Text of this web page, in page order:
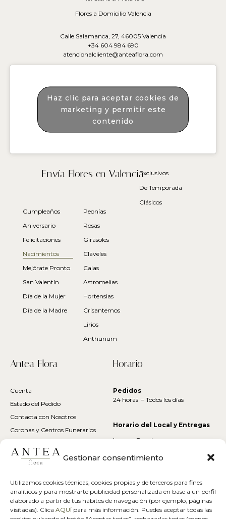
Gestionar consentimiento
Utilizamos cookies técnicas, cookies propias y de terceros para fines
analíticos y para mostrarte publicidad personalizada en base a un perfil
elaborado a partir de tus hábitos de navegación (por ejemplo, páginas
visitadas). Clica AQUÍ para más información. Puedes aceptar todas las
Flores a Domicilio Valencia
Calle Salamanca, 27, 46005 Valencia
+34 604 984 690
atencionalcliente@anteaflora.com
Haz clic para aceptar cookies de
marketing y permitir este
contenido
Envía Flores en ValenciaExclusivos
De Temporada
Clásicos
Cumpleaños
Aniversario
Felicitaciones
Nacimientos
Mejórate Pronto
San Valentín
Día de la Mujer
Día de la Madre
Peonías
Rosas
Girasoles
Claveles
Calas
Astromelias
Hortensias
Crisantemos
Lirios
Anthurium
Antea Flora
Cuenta
Estado del Pedido
Contacta con Nosotros
Coronas y Centros Funerarios
Horario
Pedidos
24 horas – Todos los días
Horario del Local y Entregas
Lunes – Domingo:
Suscríbite a Nuestro Boletín
Suscríbete para recibir avisos, promociones exclusivas, tips de flores y
mucho más